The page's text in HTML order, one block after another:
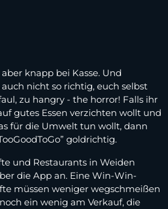
knapp bei Kasse. Und
nicht so richtig, euch selbst
zu hangry - the horror! Falls ihr
gutes Essen verzichten wollt und
für die Umwelt tun wollt, dann
goldrichtig.
und Restaurants in Weiden
die App an. Eine Win-Win-
müssen weniger wegschmeißen
ein wenig am Verkauf, die